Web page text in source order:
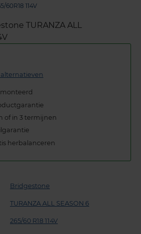
60R18 114V
of in 3 termijnen
herbalanceren
Bridgestone
TURANZA ALL SEASON 6
265/60 R18 114V